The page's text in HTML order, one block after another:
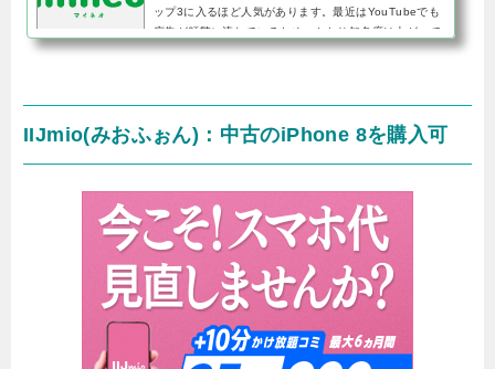
ップ3に入るほど人気があります。最近はYouTubeでも
広告が頻繁に流れているため、かなり知名度は上がって
いるのではないでしょうか。結論から言うと、mineoは
IIJmio(みおふぉん)：中古のiPhone 8を購入可